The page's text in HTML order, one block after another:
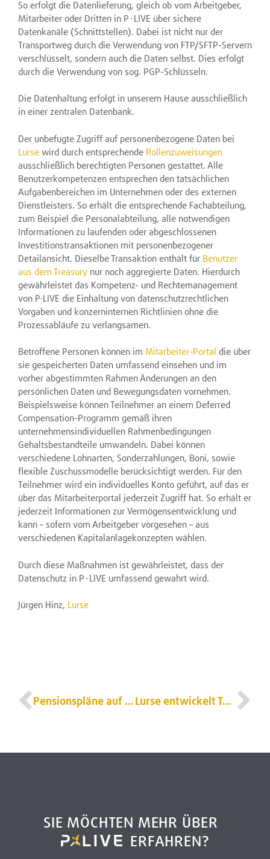
So erfolgt die Datenlieferung, gleich ob vom Arbeitgeber,
Mitarbeiter oder Dritten in P∙LIVE über sichere
Datenkanäle (Schnittstellen). Dabei ist nicht nur der
Transportweg durch die Verwendung von FTP/SFTP-Servern
verschlüsselt, sondern auch die Daten selbst. Dies erfolgt
durch die Verwendung von sog. PGP-Schlüsseln.
Die Datenhaltung erfolgt in unserem Hause ausschließlich
in einer zentralen Datenbank.
Der unbefugte Zugriff auf personenbezogene Daten bei
Lurse wird durch entsprechende Rollenzuweisungen
ausschließlich berechtigten Personen gestattet. Alle
Benutzerkompetenzen entsprechen den tatsächlichen
Aufgabenbereichen im Unternehmen oder des externen
Dienstleisters. So erhält die entsprechende Fachabteilung,
zum Beispiel die Personalabteilung, alle notwendigen
Informationen zu laufenden oder abgeschlossenen
Investitionstransaktionen mit personenbezogener
Detailansicht. Dieselbe Transaktion enthält für Benutzer
aus dem Treasury nur noch aggregierte Daten. Hierdurch
gewährleistet das Kompetenz- und Rechtemanagement
von P·LIVE die Einhaltung von datenschutzrechtlichen
Vorgaben und konzerninternen Richtlinien ohne die
Prozessabläufe zu verlangsamen.
Betroffene Personen können im Mitarbeiter-Portal die über
sie gespeicherten Daten umfassend einsehen und im
vorher abgestimmten Rahmen Änderungen an den
persönlichen Daten und Bewegungsdaten vornehmen.
Beispielsweise können Teilnehmer an einem Deferred
Compensation-Programm gemäß ihren
unternehmensindividuellen Rahmenbedingungen
Gehaltsbestandteile umwandeln. Dabei können
verschiedene Lohnarten, Sonderzahlungen, Boni, sowie
flexible Zuschussmodelle berücksichtigt werden. Für den
Teilnehmer wird ein individuelles Konto geführt, auf das er
über das Mitarbeiterportal jederzeit Zugriff hat. So erhält er
jederzeit Informationen zur Vermögensentwicklung und
kann – sofern vom Arbeitgeber vorgesehen – aus
verschiedenen Kapitalanlagekonzepten wählen.
Durch diese Maßnahmen ist gewährleistet, dass der
Datenschutz in P∙LIVE umfassend gewahrt wird.
Jürgen Hinz, Lurse
Pensionspläne auf einer digitalen Plattform administrieren Lurse entwickelt Technologie für Netzwerkplattform Dynamics auf LeiterbAV
SIE MÖCHTEN MEHR ÜBER
ERFAHREN?